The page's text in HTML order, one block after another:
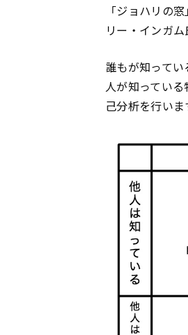
「ジョハリの
リー・インガ
誰もが知って
人が知ってい
己分析を行いま